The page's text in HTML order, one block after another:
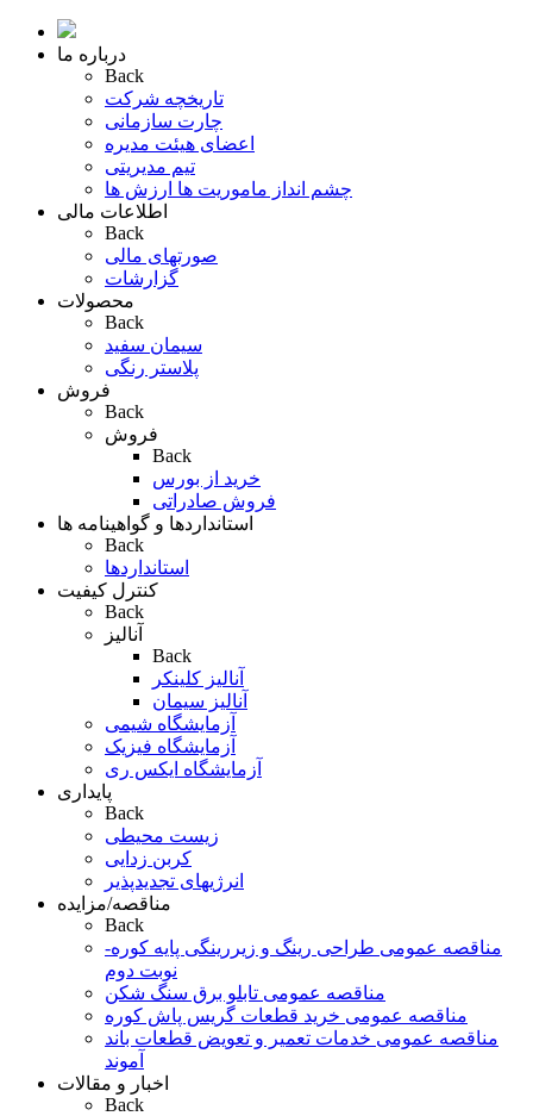
درباره ما
Back
تاریخچه شرکت
چارت سازمانی
اعضای هیئت مدیره
تیم مدیریتی
چشم انداز ماموریت ها ارزش ها
اطلاعات مالی
Back
صورتهای مالی
گزارشات
محصولات
Back
سیمان سفید
پلاستر رنگی
فروش
Back
فروش
Back
خرید از بورس
فروش صادراتی
استانداردها و گواهینامه ها
Back
استانداردها
کنترل کیفیت
Back
آنالیز
Back
آنالیز کلینکر
آنالیز سیمان
آزمایشگاه شیمی
آزمایشگاه فیزیک
آزمایشگاه ایکس ری
پایداری
Back
زیست محیطی
کربن زدایی
انرژیهای تجدیدپذیر
مناقصه/مزایده
Back
مناقصه عمومی طراحی رینگ و زیررینگی پایه کوره-
نوبت دوم
مناقصه عمومی تابلو برق سنگ شکن
مناقصه عمومی خرید قطعات گریس پاش کوره
مناقصه عمومی خدمات تعمیر و تعویض قطعات باند
آموند
اخبار و مقالات
Back